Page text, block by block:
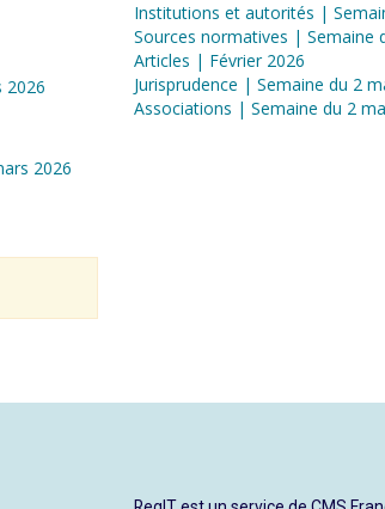
2026
2026
Institutions et autorités |
Sources normatives | Semaine
Articles | Février 2026
Jurisprudence | Semaine du 2
Associations | Semaine du 2